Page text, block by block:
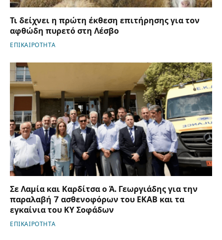
Τι δείχνει η πρώτη έκθεση επιτήρησης για τον
αφθώδη πυρετό στη Λέσβο
ΕΠΙΚΑΙΡΟΤΗΤΑ
Σε Λαμία και Καρδίτσα ο Ά. Γεωργιάδης για την
παραλαβή 7 ασθενοφόρων του ΕΚΑΒ και τα
εγκαίνια του ΚΥ Σοφάδων
ΕΠΙΚΑΙΡΟΤΗΤΑ